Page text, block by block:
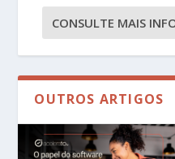
CONSULTE MAIS
OUTROS ARTIGOS